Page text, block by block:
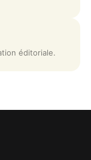
éditoriale.